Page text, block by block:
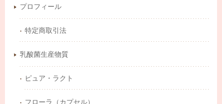
プロフィール
特定商取引法
乳酸菌生産物質
ピュア・ラクト
フローラ（カプセル）